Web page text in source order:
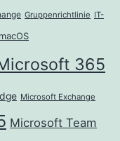
Gruppenrichtlinie IT-
macOS
365
Microsoft Exchange
Microsoft Team